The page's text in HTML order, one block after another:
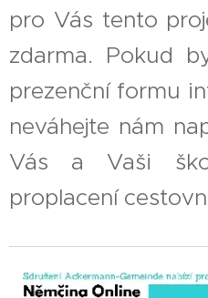
pro Vás tento
zdarma. Pokud
prezenční formu
neváhejte nám
Vás a Vaši
proplacení